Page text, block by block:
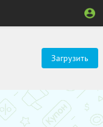
Загрузить